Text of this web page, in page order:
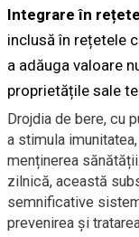
Integrare în
inclusă în rețetele
a adăuga valoare
proprietățile sale
Drojdia de bere, cu
a stimula
menținerea
zilnică, această
semnificative
prevenirea și